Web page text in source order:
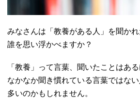
みなさんは「教養がある人」を聞かれ
誰を思い浮かべますか？
「教養」って言葉、聞いたことはあ
なかなか聞き慣れている言葉ではな
多いのかもしれません。